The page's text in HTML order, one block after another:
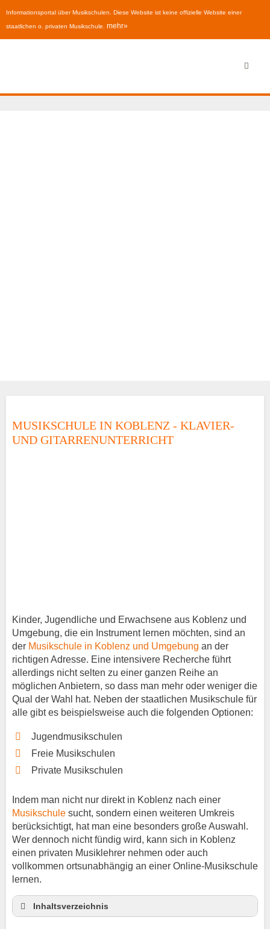
Informationsportal über Musikschulen. Diese Website ist keine offizielle Website einer
staatlichen o. privaten Musikschule. mehr»
MUSIKSCHULE IN KOBLENZ - KLAVIER-
UND GITARRENUNTERRICHT
Kinder, Jugendliche und Erwachsene aus Koblenz und
Umgebung, die ein Instrument lernen möchten, sind an
der Musikschule in Koblenz und Umgebung an der
richtigen Adresse. Eine intensivere Recherche führt
allerdings nicht selten zu einer ganzen Reihe an
möglichen Anbietern, so dass man mehr oder weniger die
Qual der Wahl hat. Neben der staatlichen Musikschule für
alle gibt es beispielsweise auch die folgenden Optionen:
Jugendmusikschulen
Freie Musikschulen
Private Musikschulen
Indem man nicht nur direkt in Koblenz nach einer
Musikschule sucht, sondern einen weiteren Umkreis
berücksichtigt, hat man eine besonders große Auswahl.
Wer dennoch nicht fündig wird, kann sich in Koblenz
einen privaten Musiklehrer nehmen oder auch
vollkommen ortsunabhängig an einer Online-Musikschule
lernen.
Inhaltsverzeichnis